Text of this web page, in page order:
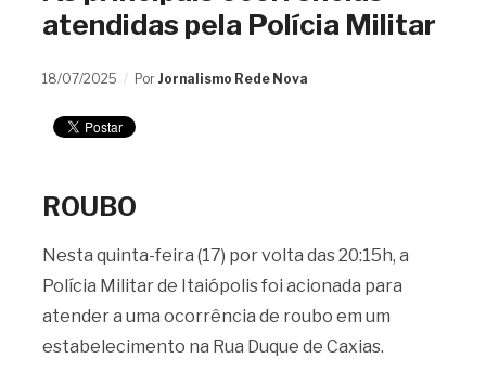
atendidas pela Polícia Militar
18/07/2025 Por Jornalismo Rede Nova
ROUBO
Nesta quinta-feira (17) por volta das 20:15h, a
Polícia Militar de Itaiópolis foi acionada para
atender a uma ocorrência de roubo em um
estabelecimento na Rua Duque de Caxias.